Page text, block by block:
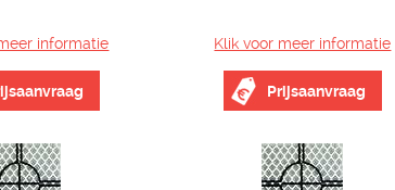
informatie Klik voor meer informatie
Prijsaanvraag